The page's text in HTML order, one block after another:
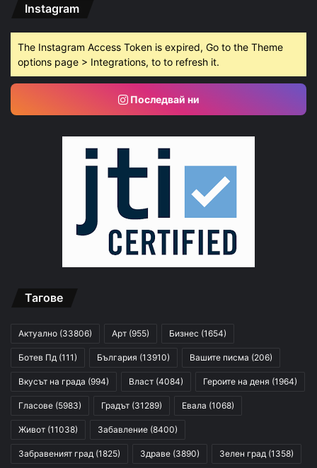
Instagram
The Instagram Access Token is expired, Go to the Theme
options page > Integrations, to to refresh it.
Последвай ни
Тагове
Актуално (33806) Арт (955) Бизнес (1654)
Ботев Пд (111) България (13910) Вашите писма (206)
Вкусът на града (994) Власт (4084) Героите на деня (1964)
Гласове (5983) Градът (31289) Евала (1068)
Живот (11038) Забавление (8400)
Забравеният град (1825) Здраве (3890) Зелен град (1358)